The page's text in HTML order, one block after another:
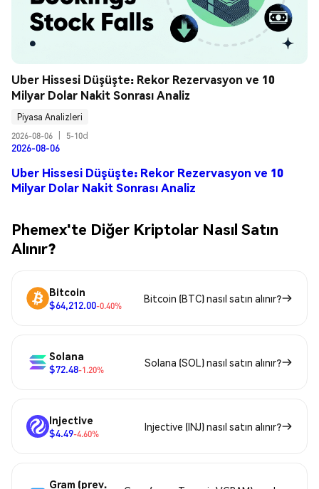
Uber Hissesi Düşüşte: Rekor Rezervasyon ve 10
Milyar Dolar Nakit Sonrası Analiz
Piyasa Analizleri
2026-08-06
5-10d
2026-08-06
Uber Hissesi Düşüşte: Rekor Rezervasyon ve 10
Milyar Dolar Nakit Sonrası Analiz
Phemex'te Diğer Kriptolar Nasıl Satın
Alınır?
Bitcoin
$64,212.00-0.40%
Bitcoin (BTC) nasıl satın alınır?
Solana
$72.48-1.20%
Solana (SOL) nasıl satın alınır?
Injective
$4.49-4.60%
Injective (INJ) nasıl satın alınır?
Gram (prev.